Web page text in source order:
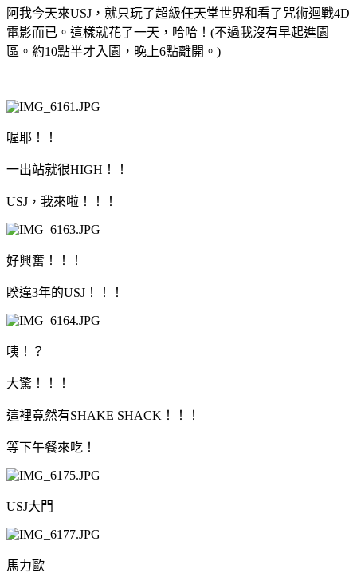
阿我今天來USJ，就只玩了超級任天堂世界和看了咒術迴戰4D
電影而已。這樣就花了一天，哈哈！(不過我沒有早起進園
區。約10點半才入園，晚上6點離開。)
喔耶！！
一出站就很HIGH！！
USJ，我來啦！！！
好興奮！！！
睽違3年的USJ！！！
咦！？
大驚！！！
這裡竟然有SHAKE SHACK！！！
等下午餐來吃！
USJ大門
馬力歐